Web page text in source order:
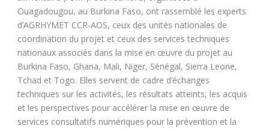
Ouagadougou, au Burkina Faso, ont rassemblé les experts
d’AGRHYMET CCR-AOS, ceux des unités nationales de
coordination du projet et ceux des services techniques
nationaux associés dans la mise en œuvre du projet au
Burkina Faso, Ghana, Mali, Niger, Sénégal, Sierra Leone,
Tchad et Togo. Elles servent de cadre d’échanges
techniques sur les activités, les résultats atteints, les acquis
et les perspectives pour accélérer la mise en œuvre de
services consultatifs numériques pour la prévention et la